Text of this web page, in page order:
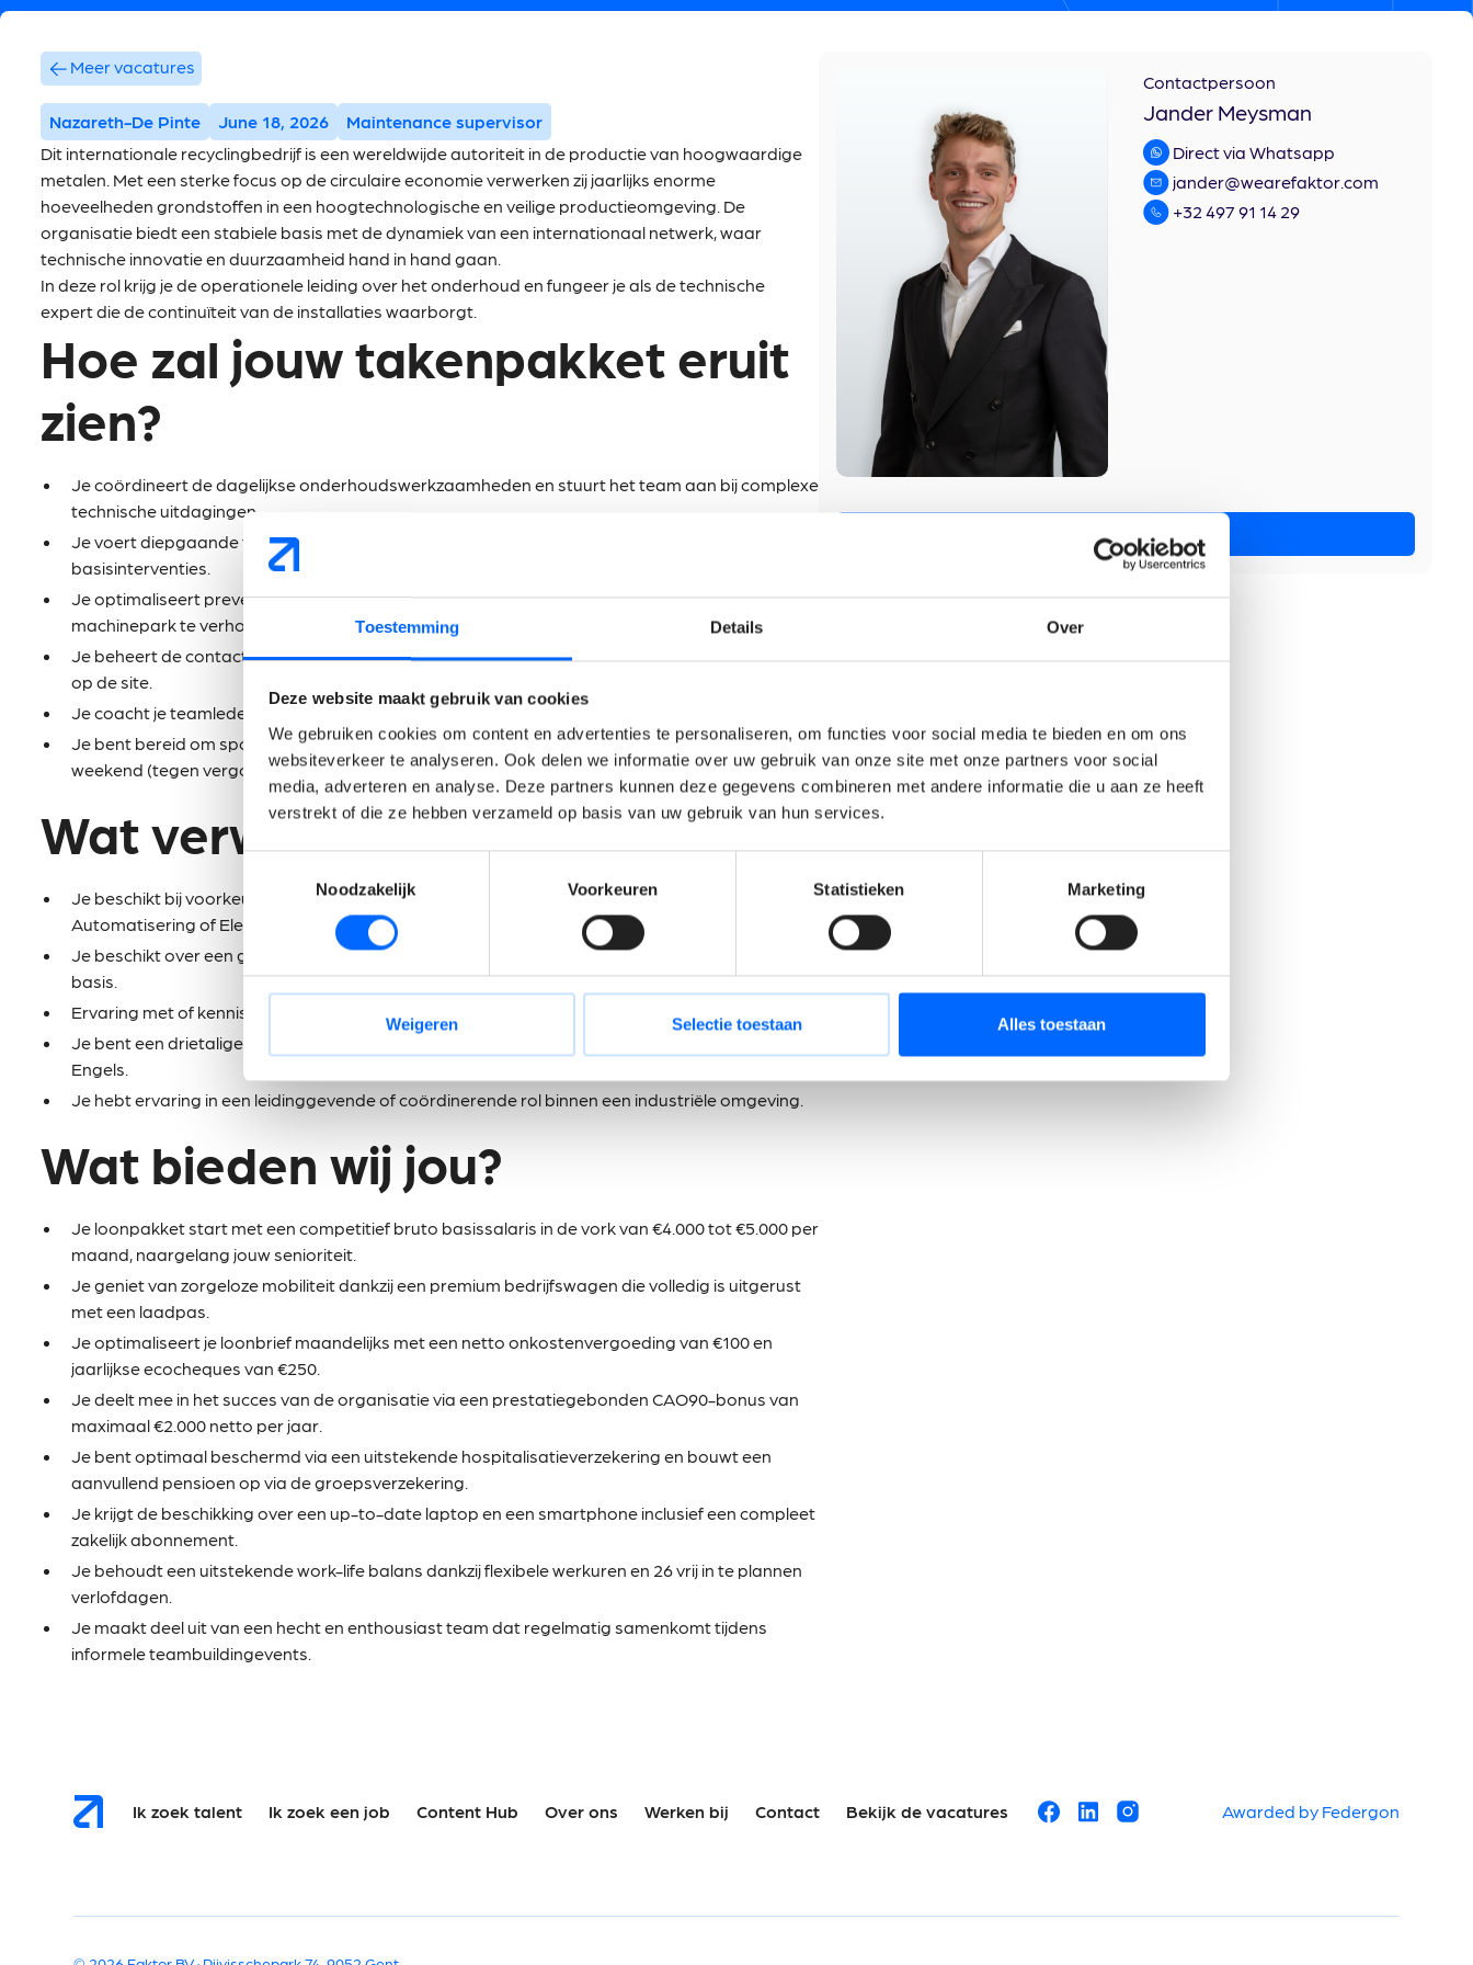
Toestemming Details Over
Deze website maakt gebruik van cookies
We gebruiken cookies om content en advertenties te personaliseren, om functies voor social media te bieden en om ons
websiteverkeer te analyseren. Ook delen we informatie over uw gebruik van onze site met onze partners voor social
media, adverteren en analyse. Deze partners kunnen deze gegevens combineren met andere informatie die u aan ze heeft
verstrekt of die ze hebben verzameld op basis van uw gebruik van hun services.
Noodzakelijk
Voorkeuren Statistieken Marketing
Weigeren Selectie toestaan Alles toestaan
Meer vacatures
Nazareth-De Pinte June 18, 2026
Maintenance supervisor
Dit internationale recyclingbedrijf is een wereldwijde autoriteit in de productie van hoogwaardige
metalen. Met een sterke focus op de circulaire economie verwerken zij jaarlijks enorme
hoeveelheden grondstoffen in een hoogtechnologische en veilige productieomgeving. De
organisatie biedt een stabiele basis met de dynamiek van een internationaal netwerk, waar
technische innovatie en duurzaamheid hand in hand gaan.
In deze rol krijg je de operationele leiding over het onderhoud en fungeer je als de technische
expert die de continuïteit van de installaties waarborgt.
Hoe zal jouw takenpakket eruit
zien?
Je coördineert de dagelijkse onderhoudswerkzaamheden en stuurt het team aan bij complexe
technische uitdagingen.
Je voert diepgaande troubleshooting uit op elektrisch vlak en ondersteunt bij mechanische
basisinterventies.
Je optimaliseert preventieve onderhoudsschema's om de betrouwbaarheid van het
machinepark te verhogen.
Je beheert de contacten met externe partners en ziet toe op de kwaliteit van hun interventies
op de site.
Je coacht je teamleden op vlak van technische vaardigheden en veiligheidsvoorschriften.
Je bent bereid om sporadisch in te springen bij dringende interventies tijdens de nacht of het
weekend (tegen vergoeding).
Wat verwachten wij van jou?
Je beschikt bij voorkeur over een bachelordiploma in Elektromechanica, Industriële
Automatisering of Elektronica.
Je beschikt over een gedegen elektrische kennis aangevuld met een goede mechanische
basis.
Ervaring met of kennis van PLC-systemen wordt beschouwd als een enorme troef.
Je bent een drietalige communicator die zich vlot kan uitdrukken in het Nederlands, Frans en
Engels.
Je hebt ervaring in een leidinggevende of coördinerende rol binnen een industriële omgeving.
Wat bieden wij jou?
Je loonpakket start met een competitief bruto basissalaris in de vork van €4.000 tot €5.000 per
maand, naargelang jouw senioriteit.
Je geniet van zorgeloze mobiliteit dankzij een premium bedrijfswagen die volledig is uitgerust
met een laadpas.
Je optimaliseert je loonbrief maandelijks met een netto onkostenvergoeding van €100 en
jaarlijkse ecocheques van €250.
Je deelt mee in het succes van de organisatie via een prestatiegebonden CAO90-bonus van
maximaal €2.000 netto per jaar.
Je bent optimaal beschermd via een uitstekende hospitalisatieverzekering en bouwt een
aanvullend pensioen op via de groepsverzekering.
Je krijgt de beschikking over een up-to-date laptop en een smartphone inclusief een compleet
zakelijk abonnement.
Je behoudt een uitstekende work-life balans dankzij flexibele werkuren en 26 vrij in te plannen
verlofdagen.
Je maakt deel uit van een hecht en enthousiast team dat regelmatig samenkomt tijdens
informele teambuildingevents.
Contactpersoon
Jander Meysman
Direct via Whatsapp
jander@wearefaktor.com
+32 497 91 14 29
Nu solliciteren
Ik zoek talent Ik zoek een job Content Hub Over ons Werken bij Contact Bekijk de vacatures Awarded by Federgon